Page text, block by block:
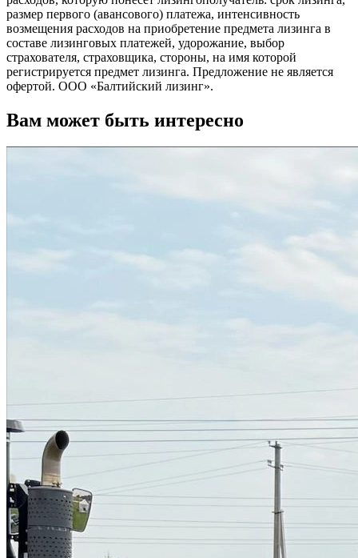
размер первого (авансового) платежа, интенсивность
возмещения расходов на приобретение предмета лизинга в
составе лизинговых платежей, удорожание, выбор
страхователя, страховщика, стороны, на имя которой
регистрируется предмет лизинга. Предложение не является
офертой. ООО «Балтийский лизинг».
Вам может быть интересно